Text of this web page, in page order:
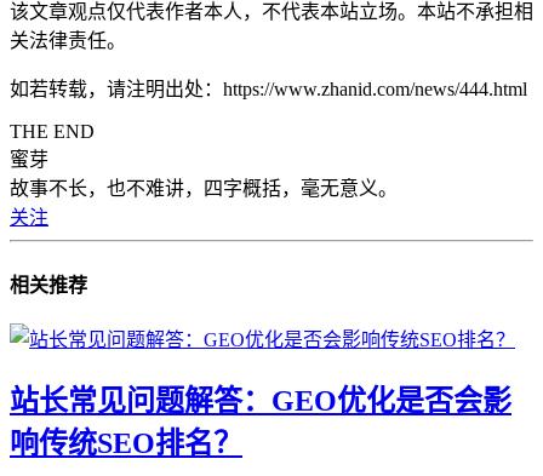
该文章观点仅代表作者本人，不代表本站立场。本站不承担相
关法律责任。
如若转载，请注明出处：https://www.zhanid.com/news/444.html
THE END
蜜芽
故事不长，也不难讲，四字概括，毫无意义。
关注
相关推荐
站长常见问题解答：GEO优化是否会影
响传统SEO排名？